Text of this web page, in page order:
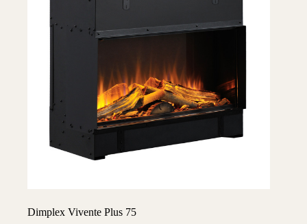
Dimplex Vivente Plus 75